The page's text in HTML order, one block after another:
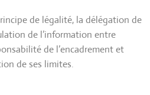
de légalité, la délégation de
de l’information entre
de l’encadrement et
de ses limites.